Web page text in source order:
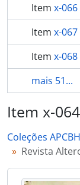
Item x-
Item x-
Item x-
mais 51...
Item x-
Coleções APCBH
Revista